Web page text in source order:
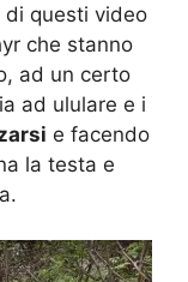
di questi video
che stanno
ad un certo
ad ululare e i
e facendo
la testa e